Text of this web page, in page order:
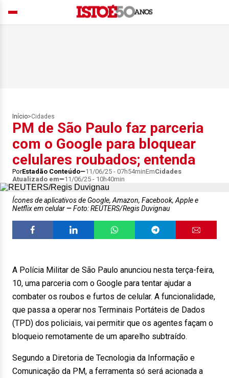
Início>Cidades
PM de São Paulo faz parceria
com o Google para bloquear
celulares roubados; entenda
PorEstadão Conteúdo 11/06/25 - 07h54minEmCidades
Atualizado em
11/06/25 - 10h40min
Ícones de aplicativos de Google, Amazon, Facebook, Apple e
Netflix em celular
Foto: REUTERS/Regis Duvignau
A Polícia Militar de São Paulo anunciou nesta terça-feira,
10, uma parceria com o Google para tentar ajudar a
combater os roubos e furtos de celular. A funcionalidade,
que passa a operar nos Terminais Portáteis de Dados
(TPD) dos policiais, vai permitir que os agentes façam o
bloqueio remotamente de um aparelho subtraído.
Segundo a Diretoria de Tecnologia da Informação e
Comunicação da PM, a ferramenta só será acionada a